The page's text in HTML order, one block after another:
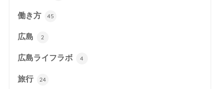
働き方 45
広島 2
広島ライフラボ 4
旅行 24